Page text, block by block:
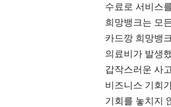
수료로 서비스
희망뱅크는 모
카드깡 희망뱅
의료비가 발생
갑작스러운 사
비즈니스 기회
기회를 놓치지